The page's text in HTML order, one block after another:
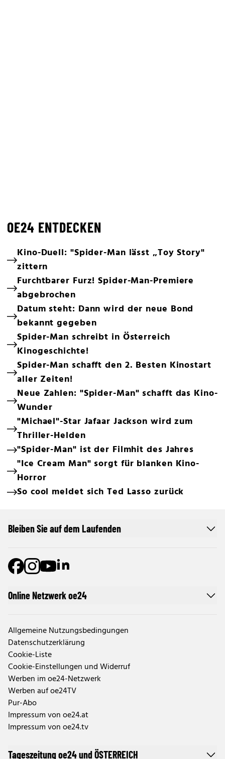
OE24 ENTDECKEN
Kino-Duell: "Spider-Man lässt „Toy Story"
zittern
Furchtbarer Furz! Spider-Man-Premiere
abgebrochen
Datum steht: Dann wird der neue Bond
bekannt gegeben
Spider-Man schreibt in Österreich
Kinogeschichte!
Spider-Man schafft den 2. Besten Kinostart
aller Zeiten!
Neue Zahlen: "Spider-Man" schafft das Kino-
Wunder
"Michael"-Star Jafaar Jackson wird zum
Thriller-Helden
"Spider-Man" ist der Filmhit des Jahres
"Ice Cream Man" sorgt für blanken Kino-
Horror
So cool meldet sich Ted Lasso zurück
Online Netzwerk oe24
Allgemeine Nutzungsbedingungen
Datenschutzerklärung
Cookie-Liste
Cookie-Einstellungen und Widerruf
Werben im oe24-Netzwerk
Werben auf oe24TV
Pur-Abo
Impressum von oe24.at
Impressum von oe24.tv
Tageszeitung oe24 und ÖSTERREICH
Bleiben Sie auf dem Laufenden